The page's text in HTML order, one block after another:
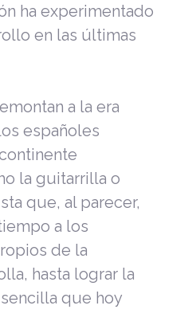
ha experimentado
en las últimas
a la era
españoles
la guitarrilla o
que, al parecer,
a los
de la
hasta lograr la
que hoy